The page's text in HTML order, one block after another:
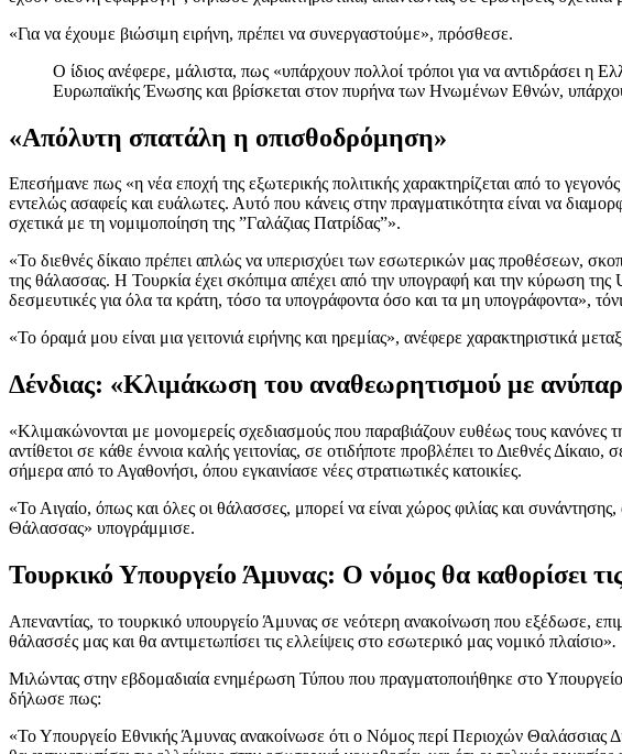
«Για να έχουμε βιώσιμη ειρήνη, πρέπει να συνεργαστούμε», πρόσθεσε.
Ο ίδιος ανέφερε, μάλιστα, πως «υπάρχουν πολλοί τρόποι για να αντιδράσει
Ευρωπαϊκής Ένωσης και βρίσκεται στον πυρήνα των Ηνωμένων Εθνών,
«Απόλυτη σπατάλη η οπισθοδρόμηση»
Επεσήμανε πως «η νέα εποχή της εξωτερικής πολιτικής χαρακτηρίζεται από το
εντελώς ασαφείς και ευάλωτες. Αυτό που κάνεις στην πραγματικότητα είναι να
σχετικά με τη νομιμοποίηση της ”Γαλάζιας Πατρίδας”».
«Το διεθνές δίκαιο πρέπει απλώς να υπερισχύει των εσωτερικών μας προθέσεων,
της θάλασσας. Η Τουρκία έχει σκόπιμα απέχει από την υπογραφή και την κύρωση της
δεσμευτικές για όλα τα κράτη, τόσο τα υπογράφοντα όσο και τα μη υπογράφοντα»,
«Το όραμά μου είναι μια γειτονιά ειρήνης και ηρεμίας», ανέφερε χαρακτηριστικά
Δένδιας: «Κλιμάκωση του αναθεωρητισμού με
«Κλιμακώνονται με μονομερείς σχεδιασμούς που παραβιάζουν ευθέως τους κανόνες
αντίθετοι σε κάθε έννοια καλής γειτονίας, σε οτιδήποτε προβλέπει το Διεθνές
σήμερα από το Αγαθονήσι, όπου εγκαινίασε νέες στρατιωτικές κατοικίες.
«Το Αιγαίο, όπως και όλες οι θάλασσες, μπορεί να είναι χώρος φιλίας και συνάντησης,
Θάλασσας» υπογράμμισε.
Τουρκικό Υπουργείο Άμυνας: Ο νόμος θα καθορίσει τις
Απεναντίας, το τουρκικό υπουργείο Άμυνας σε νεότερη ανακοίνωση που εξέδωσε,
θάλασσές μας και θα αντιμετωπίσει τις ελλείψεις στο εσωτερικό μας νομικό πλαίσιο».
Μιλώντας στην εβδομαδιαία ενημέρωση Τύπου που πραγματοποιήθηκε στο
δήλωσε πως:
«Το Υπουργείο Εθνικής Άμυνας ανακοίνωσε ότι ο Νόμος περί Περιοχών Θαλάσσιας